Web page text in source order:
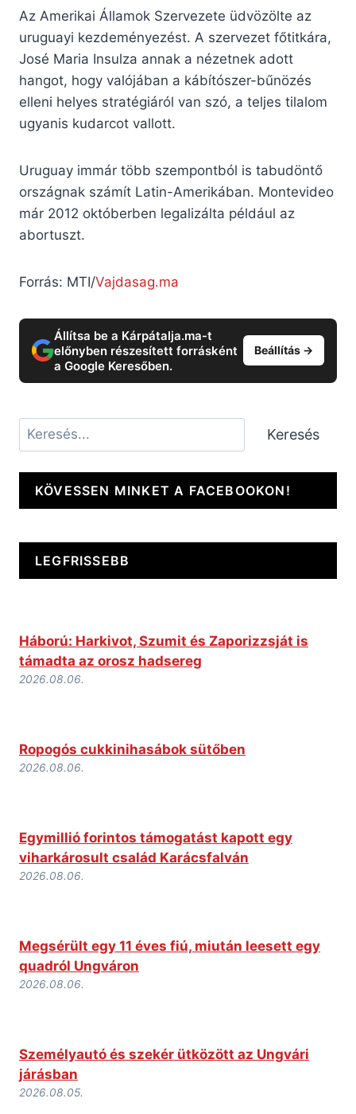
Az Amerikai Államok Szervezete üdvözölte az
uruguayi kezdeményezést. A szervezet főtitkára,
José Maria Insulza annak a nézetnek adott
hangot, hogy valójában a kábítószer-bűnözés
elleni helyes stratégiáról van szó, a teljes tilalom
ugyanis kudarcot vallott.
Uruguay immár több szempontból is tabudöntő
országnak számít Latin-Amerikában. Montevideo
már 2012 októberben legalizálta például az
abortuszt.
Forrás: MTI/Vajdasag.ma
Állítsa be a Kárpátalja.ma-t
előnyben részesített forrásként
a Google Keresőben.
Beállítás →
Keresés Keresés
KÖVESSEN MINKET A FACEBOOKON!
LEGFRISSEBB
Háború: Harkivot, Szumit és Zaporizzsját is
támadta az orosz hadsereg
2026.08.06.
Ropogós cukkinihasábok sütőben
2026.08.06.
Egymillió forintos támogatást kapott egy
viharkárosult család Karácsfalván
2026.08.06.
Megsérült egy 11 éves fiú, miután leesett egy
quadról Ungváron
2026.08.06.
Személyautó és szekér ütközött az Ungvári
járásban
2026.08.05.